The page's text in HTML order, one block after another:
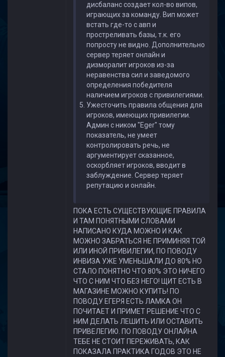
дисбаланс создает кол-во випов,
играющих за команду. Вип может
встать где-то с авп и
простреливать базы, т.к. его
попросту не видно. Дополнительно
сервер теряет онлайн и
дизморалит игроков из-за
неравенства сил и заведомого
определения победителя
наличием игроков с привилегиями.
Ужесточить правила общения для
игроков, имеющих привилегии.
Админ с ником "Eger" тому
показатель, не умеет
контролировать речь, не
аргументирует сказанное,
оскорбляет игроков, вводит в
заблуждение. Сервер теряет
репутацию и онлайн.
ПОКА ЕСТЬ СУЩЕСТВУЮЩИЕ ПРАВИЛА
И ТАМ ПОНЯТНЫМИ СЛОВАМИ
НАПИСАНО КУДА МОЖНО И КАК
МОЖНО ЗАБРАТЬСЯ НЕ ПРИМИНЯЯ ТОЙ
ИЛИ ИНОЙ ПРИВИЛЕГИИ, ПО ПОВОДУ
ИНВИЗА УЖЕ УМЕНЬШАЛИ ДО 80% НО
СТАЛО ПОНЯТНО ЧТО 80% ЭТО НИЧЕГО
ЧТО С НИМ ЧТО БЕЗ НЕГО! ЩИТ ЕСТЬ В
МАГАЗИНЕ МОЖНО КУПИТЬ! ПО
ПОВОДУ ЕГЕРЯ ЕСТЬ ЛАМКА ОН
ПОЧИТАЕТ И ПРИМЕТ РЕШЕНИЕ ЧТО С
НИМ ДЕЛАТЬ ЛЕШИТЬ ИЛИ ОСТАВИТЬ
ПРИВЕЛЕГИЮ. ПО ПОВОДУ ОНЛАЙНА
ТЕБЕ НЕ СТОИТ ПЕРЕЖИВАТЬ, КАК
ПОКАЗАЛА ПРАКТИКА ГОДОВ ЭТО НЕ